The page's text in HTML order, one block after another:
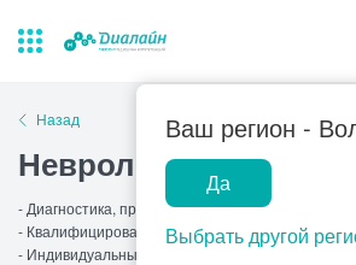
Ваш регион -
Да
Выбрать другой
Лаборатории
Центр помощи
на дому
Закрыть поиск
Популярные запросы
Прием гинеколога
Назад
Неврология
- Диагностика, профилактика и лечение
- Квалифицированные специалисты
- Индивидуальный подход